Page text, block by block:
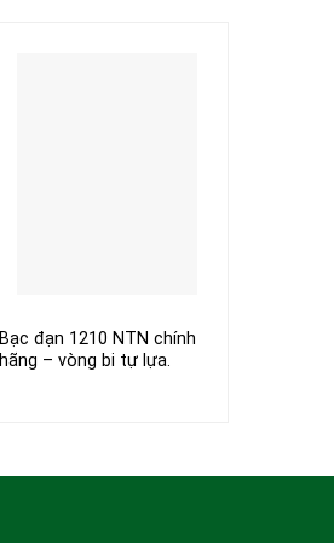
Bạc đạn 1210 NTN chính
hãng – vòng bi tự lựa.